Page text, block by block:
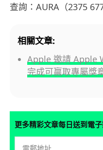
查詢：AURA（2375
相關文章:
Apple 邀請 Apple
完成可贏取專屬獎
更多精彩文章每日送到電